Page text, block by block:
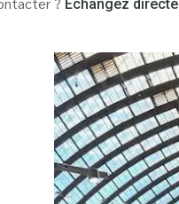
Échangez